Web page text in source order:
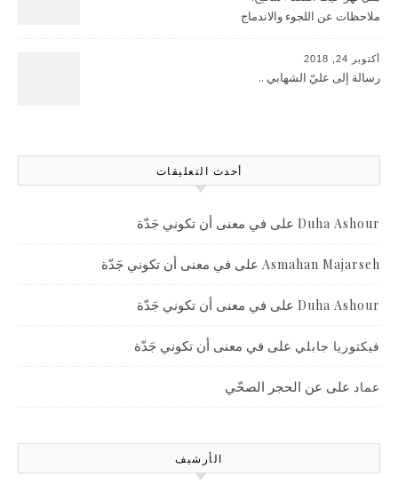
ملاحظات عن اللجوء والاندماج
أكتوبر 24, 2018
رسالة إلى عليّ الشهابي ..
أحدث التعليقات
Duha Ashour على في معنى أن تكوني جَدّة
Asmahan Majarseh على في معنى أن تكوني جَدّة
Duha Ashour على في معنى أن تكوني جَدّة
فيكتوريا جابلي على في معنى أن تكوني جَدّة
عماد على عن الحجر الصحّي
الأرشيف